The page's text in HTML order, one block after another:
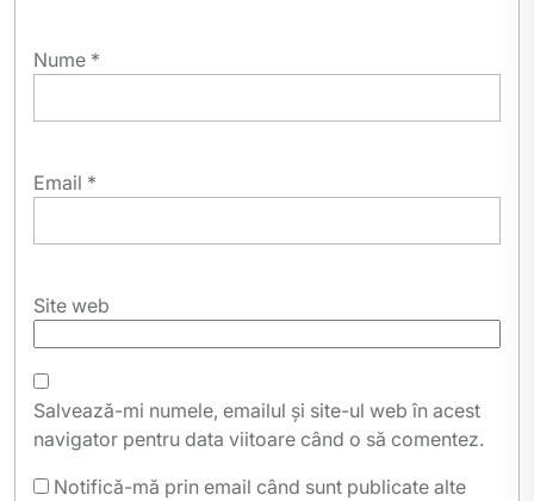
Nume *
Email *
Site web
Salvează-mi numele, emailul și site-ul web în acest
navigator pentru data viitoare când o să comentez.
Notifică-mă prin email când sunt publicate alte